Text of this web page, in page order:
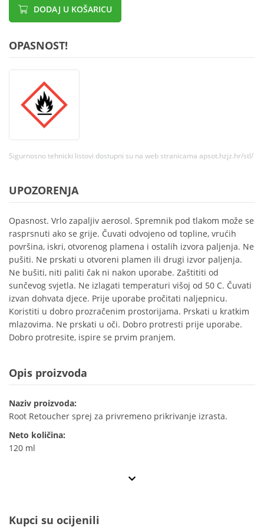
DODAJ U KOŠARICU
OPASNOST!
Sigurnosno tehnicki listovi dostupni su na web stranicama apsot.hzjz.hr/stl/
UPOZORENJA
Opasnost. Vrlo zapaljiv aerosol. Spremnik pod tlakom može se
rasprsnuti ako se grije. Čuvati odvojeno od topline, vrućih
površina, iskri, otvorenog plamena i ostalih izvora paljenja. Ne
pušiti. Ne prskati u otvoreni plamen ili drugi izvor paljenja.
Ne bušiti, niti paliti čak ni nakon uporabe. Zaštititi od
sunčevog svjetla. Ne izlagati temperaturi višoj od 50 C. Čuvati
izvan dohvata djece. Prije uporabe pročitati naljepnicu.
Koristiti u dobro prozračenim prostorijama. Prskati u kratkim
mlazovima. Ne prskati u oči. Dobro protresti prije uporabe.
Dobro protresite, ispire se prvim pranjem.
Opis proizvoda
Naziv proizvoda:
Root Retoucher sprej za privremeno prikrivanje izrasta.
Neto količina:
120 ml
Kupci su ocijenili